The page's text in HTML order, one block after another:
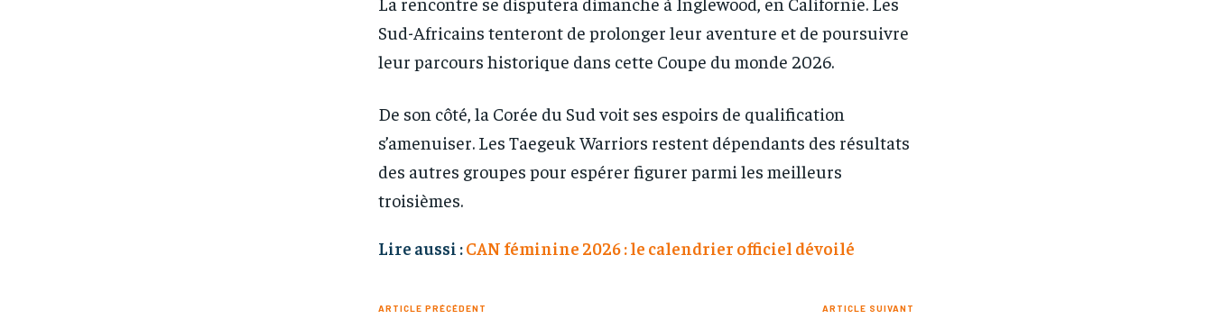
Sud-Africains tenteront de prolonger leur aventure et de poursuivre
leur parcours historique dans cette Coupe du monde 2026.
De son côté, la Corée du Sud voit ses espoirs de qualification
s’amenuiser. Les Taegeuk Warriors restent dépendants des résultats
des autres groupes pour espérer figurer parmi les meilleurs
troisièmes.
Lire aussi :CAN féminine 2026 : le calendrier officiel dévoilé
ARTICLE PRÉCÉDENT ARTICLE SUIVANT